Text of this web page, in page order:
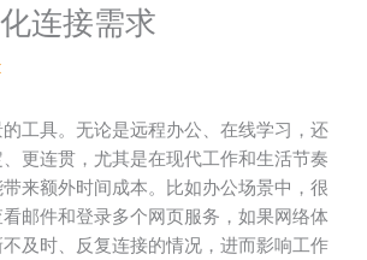
连接需求
工具。无论是远程办公、在线学习，还
更连贯，尤其是在现代工作和生活节奏
来额外时间成本。比如办公场景中，很
邮件和登录多个网页服务，如果网络体
及时、反复连接的情况，进而影响工作